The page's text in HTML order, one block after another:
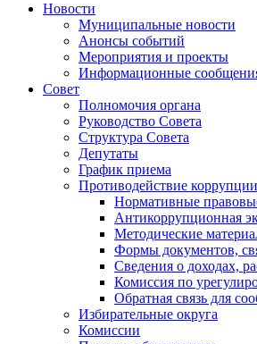
Новости
Муниципальные новости
Анонсы событий
Мероприятия и проекты
Информационные
Совет
Полномочия органа
Руководство Совета
Структура Совета
Депутаты
График приема
Противодействие коррупции
Нормативные
Антикоррупционная
Методические
Формы документов,
Сведения о доходах,
Комиссия по
Обратная связь для
Избирательные округа
Комиссии